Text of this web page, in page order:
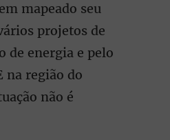
mapeado seu
projetos de
de energia e pelo
na região do
não é